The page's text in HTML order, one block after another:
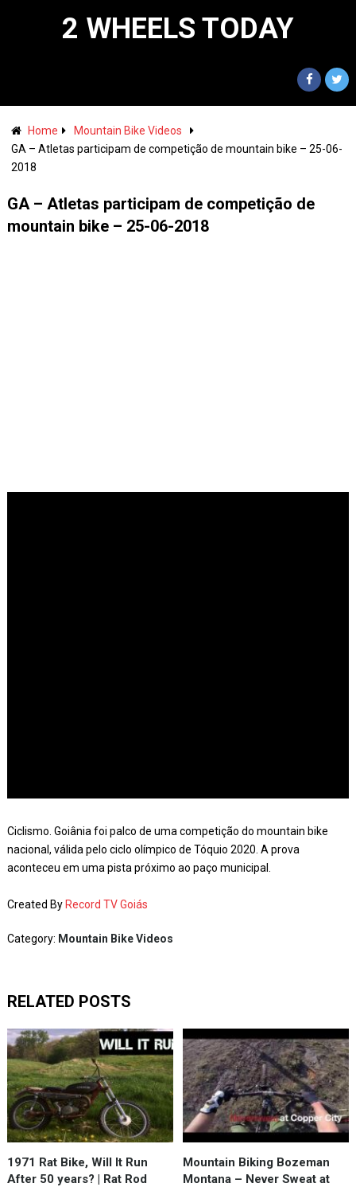
2 WHEELS TODAY
Home
Mountain Bike Videos
GA – Atletas participam de competição de mountain bike – 25-06-
2018
GA – Atletas participam de competição de
mountain bike – 25-06-2018
Ciclismo. Goiânia foi palco de uma competição do mountain bike
nacional, válida pelo ciclo olímpico de Tóquio 2020. A prova
aconteceu em uma pista próximo ao paço municipal.
Created By Record TV Goiás
Category: Mountain Bike Videos
RELATED POSTS
1971 Rat Bike, Will It Run
After 50 years? | Rat Rod
Mountain Biking Bozeman
Montana – Never Sweat at